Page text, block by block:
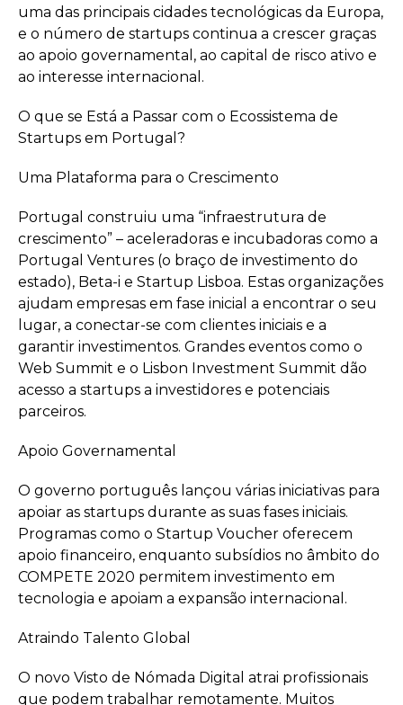
uma das principais cidades tecnológicas da Europa,
e o número de startups continua a crescer graças
ao apoio governamental, ao capital de risco ativo e
ao interesse internacional.
O que se Está a Passar com o Ecossistema de
Startups em Portugal?
Uma Plataforma para o Crescimento
Portugal construiu uma “infraestrutura de
crescimento” – aceleradoras e incubadoras como a
Portugal Ventures (o braço de investimento do
estado), Beta-i e Startup Lisboa. Estas organizações
ajudam empresas em fase inicial a encontrar o seu
lugar, a conectar-se com clientes iniciais e a
garantir investimentos. Grandes eventos como o
Web Summit e o Lisbon Investment Summit dão
acesso a startups a investidores e potenciais
parceiros.
Apoio Governamental
O governo português lançou várias iniciativas para
apoiar as startups durante as suas fases iniciais.
Programas como o Startup Voucher oferecem
apoio financeiro, enquanto subsídios no âmbito do
COMPETE 2020 permitem investimento em
tecnologia e apoiam a expansão internacional.
Atraindo Talento Global
O novo Visto de Nómada Digital atrai profissionais
que podem trabalhar remotamente. Muitos